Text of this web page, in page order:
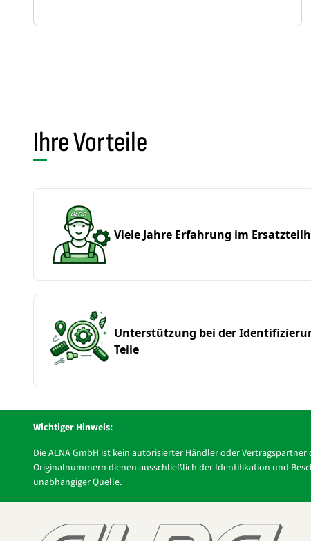
Ihre Vorteile
Viele Jahre Erfahrung im
Unterstützung bei der
Teile
Wichtiger Hinweis:
Die ALNA GmbH ist kein autorisierter Händler oder
Originalnummern dienen ausschließlich der Identifikation und
unabhängiger Quelle.